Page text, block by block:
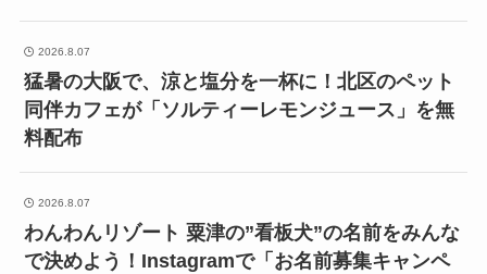
2026.8.07
猛暑の大阪で、涼と塩分を一杯に！北区のペット
同伴カフェが「ソルティーレモンジュース」を無
料配布
2026.8.07
わんわんリゾート 粟津の”看板犬”の名前をみんな
で決めよう！Instagramで「お名前募集キャンペ